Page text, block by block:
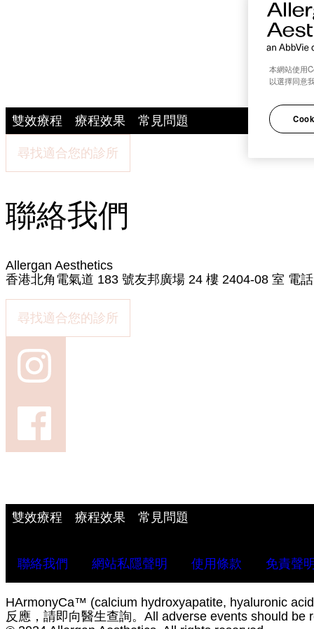
雙效療程 療程效果 常見問題
尋找適合您的診所
聯絡我們
Allergan Aesthetics
香港北角電氣道 183 號友邦廣場 24 樓 2404-08 室 電
尋找適合您的診所
雙效療程 療程效果 常見問題
聯絡我們 網站私隱聲明 使用條款 免責聲
HArmonyCa™ (calcium hydroxyapatite, hyaluronic
反應，請即向醫生查詢。All adverse events should be
本網站使用
以選擇同意